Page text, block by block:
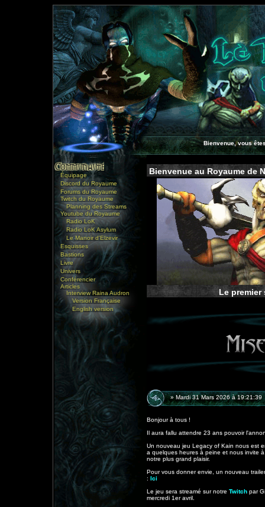
Bienvenue, vous
Équipage
Discord du Royaume
Forums du Royaume
Twitch du Royaume
Planning des Streams
Youtube du Royaume
Radio LoK
Radio LoK Asylum
Le Manoir d'Elzevir
Esquisses
Bastions
Livre
Univers
Conférencier
Articles
Interview Raina Audron
Version Française
English version
Bienvenue au Royaume de
Le premier
» Mardi 31 Mars 2026 à 19:21:39
Bonjour à tous !
Il aura fallu attendre 23 ans pouvoir
Un nouveau jeu Legacy of Kain nous est
a quelques heures à peine et nous invite
notre plus grand plaisir.
Pour vous donner envie, un nouveau
: Ici
Le jeu sera streamé sur notre Twitch par
mercredi 1er avril.